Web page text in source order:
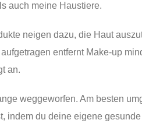
auch meine Haustiere.
neigen dazu, die Haut
entfernt Make-up
an.
weggeworfen. Am besten
indem du deine eigene